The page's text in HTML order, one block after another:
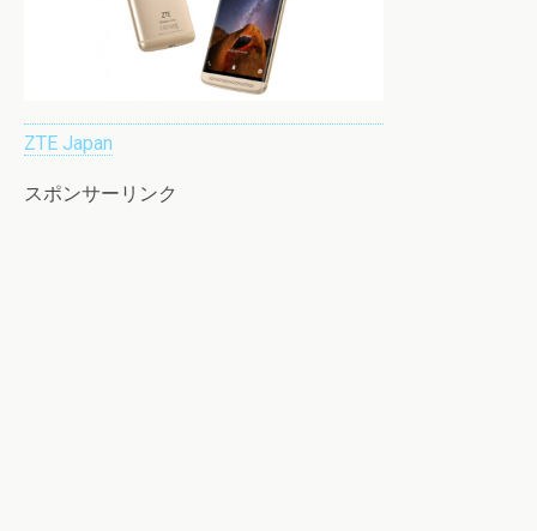
ZTE Japan
スポンサーリンク